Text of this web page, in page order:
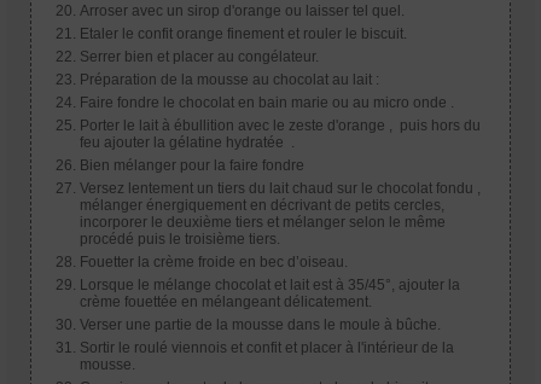
Arroser avec un sirop d'orange ou laisser tel quel.
Etaler le confit orange finement et rouler le biscuit.
Serrer bien et placer au congélateur.
Préparation de la mousse au chocolat au lait :
Faire fondre le chocolat en bain marie ou au micro onde .
Porter le lait à ébullition avec le zeste d'orange , puis hors du
feu ajouter la gélatine hydratée .
Bien mélanger pour la faire fondre
Versez lentement un tiers du lait chaud sur le chocolat fondu ,
mélanger énergiquement en décrivant de petits cercles,
incorporer le deuxième tiers et mélanger selon le même
procédé puis le troisième tiers.
Fouetter la crème froide en bec d’oiseau.
Lorsque le mélange chocolat et lait est à 35/45°, ajouter la
crème fouettée en mélangeant délicatement.
Verser une partie de la mousse dans le moule à bûche.
Sortir le roulé viennois et confit et placer à l'intérieur de la
mousse.